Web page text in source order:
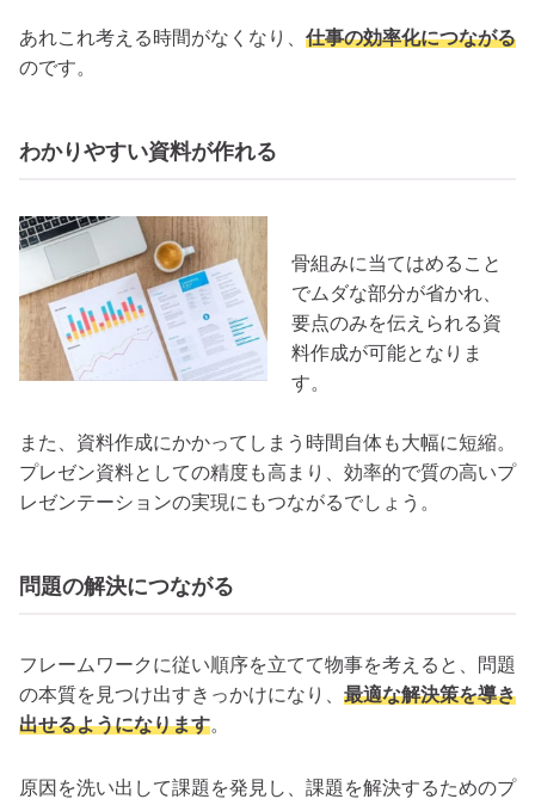
あれこれ考える時間がなくなり、 仕事の効率化につながる
のです。
わかりやすい資料が作れる
骨組みに当てはめること
でムダな部分が省かれ、
要点のみを伝えられる資
料作成が可能となりま
す。
また、資料作成にかかってしまう時間自体も大幅に短縮。
プレゼン資料としての精度も高まり、効率的で質の高いプ
レゼンテーションの実現にもつながるでしょう。
問題の解決につながる
フレームワークに従い順序を立てて物事を考えると、問題
の本質を見つけ出すきっかけになり、 最適な解決策を導き
出せるようになります。
原因を洗い出して課題を発見し、課題を解決するためのプ